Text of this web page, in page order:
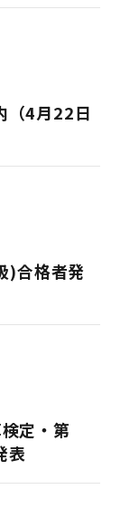
（4月22日
)合格者発
定・第
表